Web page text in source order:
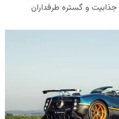
و گستره طرفداران